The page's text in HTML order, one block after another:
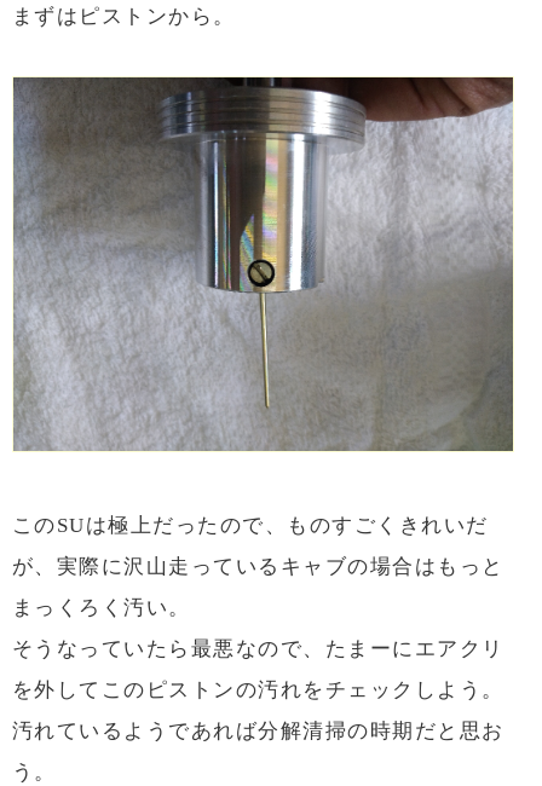
まずはピストンから。
このSUは極上だったので、ものすごくきれいだ
が、実際に沢山走っているキャブの場合はもっと
まっくろく汚い。
そうなっていたら最悪なので、たまーにエアクリ
を外してこのピストンの汚れをチェックしよう。
汚れているようであれば分解清掃の時期だと思お
う。